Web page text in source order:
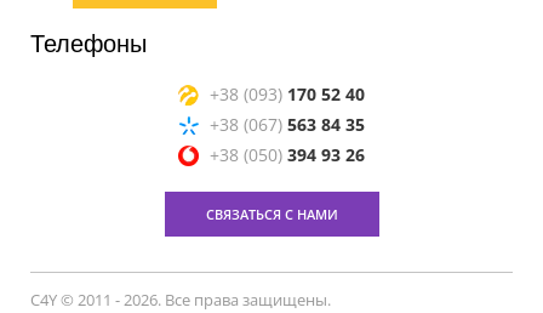
Телефоны
+38 (093) 170 52 40
+38 (067) 563 84 35
+38 (050) 394 93 26
СВЯЗАТЬСЯ С НАМИ
C4Y © 2011 - 2026. Все права защищены.